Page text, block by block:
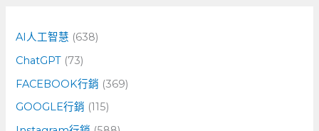
字
:
AI人工智慧 (638)
ChatGPT (73)
FACEBOOK行銷 (369)
GOOGLE行銷 (115)